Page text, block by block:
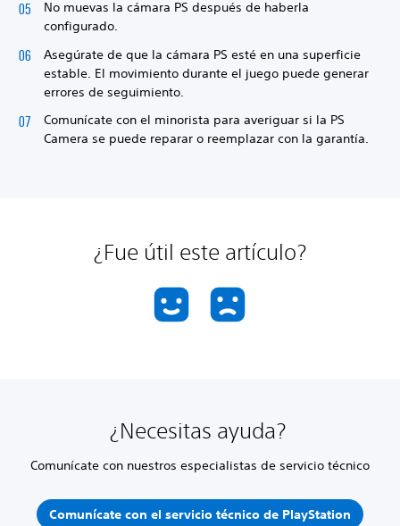
No muevas la cámara PS después de haberla
configurado.
Asegúrate de que la cámara PS esté en una superficie
estable. El movimiento durante el juego puede generar
errores de seguimiento.
Comunícate con el minorista para averiguar si la PS
Camera se puede reparar o reemplazar con la garantía.
¿Fue útil este artículo?
¿Necesitas ayuda?
Comunícate con nuestros especialistas de servicio técnico
Comunícate con el servicio técnico de PlayStation